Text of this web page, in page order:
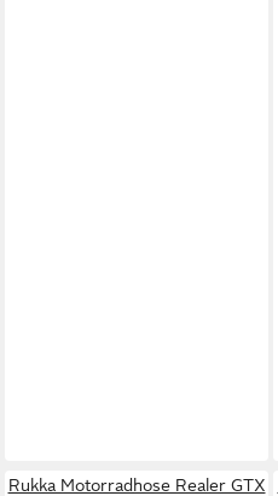
Rukka Motorradhose Realer GTX